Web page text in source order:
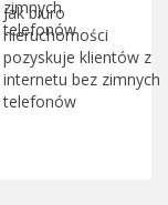
Jak biuro
nieruchomości
pozyskuje klientów z
internetu bez zimnych
telefonów